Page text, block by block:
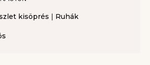
kisöprés | Ruhák